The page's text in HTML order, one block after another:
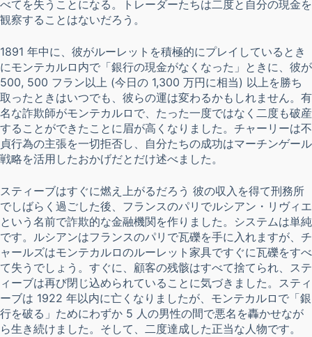
べてを失うことになる。トレーダーたちは二度と自分の現金を
観察することはないだろう。
1891 年中に、彼がルーレットを積極的にプレイしているとき
にモンテカルロ内で「銀行の現金がなくなった」ときに、彼が
500, 500 フラン以上 (今日の 1,300 万円に相当) 以上を勝ち
取ったときはいつでも、彼らの運は変わるかもしれません。有
名な詐欺師がモンテカルロで、たった一度ではなく二度も破産
することができたことに眉が高くなりました。チャーリーは不
貞行為の主張を一切拒否し、自分たちの成功はマーチンゲール
戦略を活用したおかげだとだけ述べました。
スティーブはすぐに燃え上がるだろう 彼の収入を得て刑務所
でしばらく過ごした後、フランスのパリでルシアン・リヴィエ
という名前で詐欺的な金融機関を作りました。システムは単純
です。ルシアンはフランスのパリで瓦礫を手に入れますが、チ
ャールズはモンテカルロのルーレット家具ですぐに瓦礫をすべ
て失うでしょう。すぐに、顧客の残骸はすべて捨てられ、ステ
ィーブは再び閉じ込められていることに気づきました。スティ
ーブは 1922 年以内に亡くなりましたが、モンテカルロで「銀
行を破る」ためにわずか 5 人の男性の間で悪名を轟かせなが
ら生き続けました。そして、二度達成した正当な人物です。